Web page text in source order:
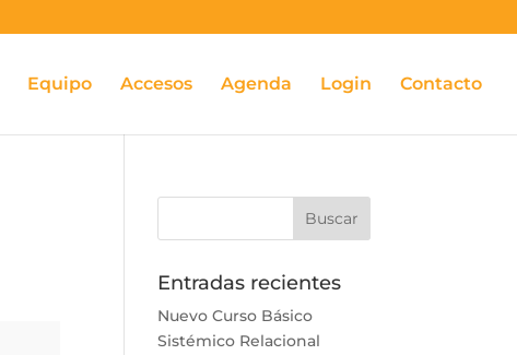
Equipo Accesos Agenda Login Contacto
Entradas recientes
Nuevo Curso Básico
Sistémico Relacional